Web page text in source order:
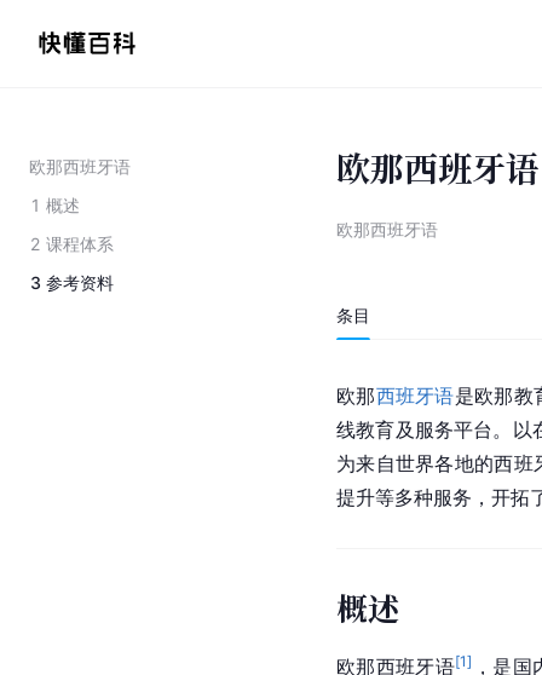
欧那西班牙语
1 概述
2 课程体系
3 参考资料
欧那西班牙语
欧那西班牙语
条目
欧那西班牙语是欧那教
线教育及服务平台。以
为来自世界各地的西
提升等多种服务，开拓
概述
欧那西班牙语[1] ，是